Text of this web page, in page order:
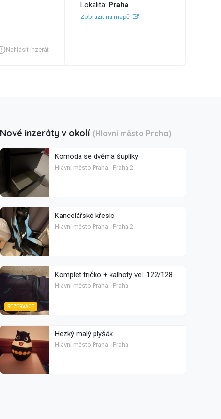
Nahlásit inzerát
Lokalita: Praha
Zobrazit na mapě
Nové inzeráty v okolí (Hlavní město Praha)
Komoda se dvěma šuplíky
Hlavní město Praha - Praha 2
Kancelářské křeslo
Hlavní město Praha - Praha 2
REZERVACE
Komplet tričko + kalhoty vel. 122/128
Hlavní město Praha - Praha
Hezký malý plyšák
Hlavní město Praha - Praha